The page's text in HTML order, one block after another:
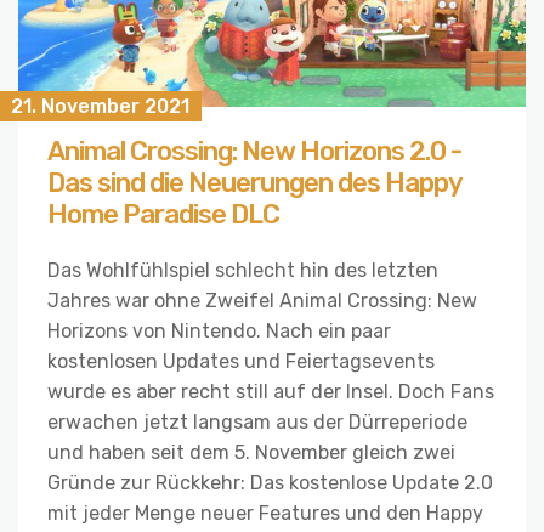
21. November 2021
Animal Crossing: New Horizons 2.0 -
Das sind die Neuerungen des Happy
Home Paradise DLC
Das Wohlfühlspiel schlecht hin des letzten
Jahres war ohne Zweifel Animal Crossing: New
Horizons von Nintendo. Nach ein paar
kostenlosen Updates und Feiertagsevents
wurde es aber recht still auf der Insel. Doch Fans
erwachen jetzt langsam aus der Dürreperiode
und haben seit dem 5. November gleich zwei
Gründe zur Rückkehr: Das kostenlose Update 2.0
mit jeder Menge neuer Features und den Happy